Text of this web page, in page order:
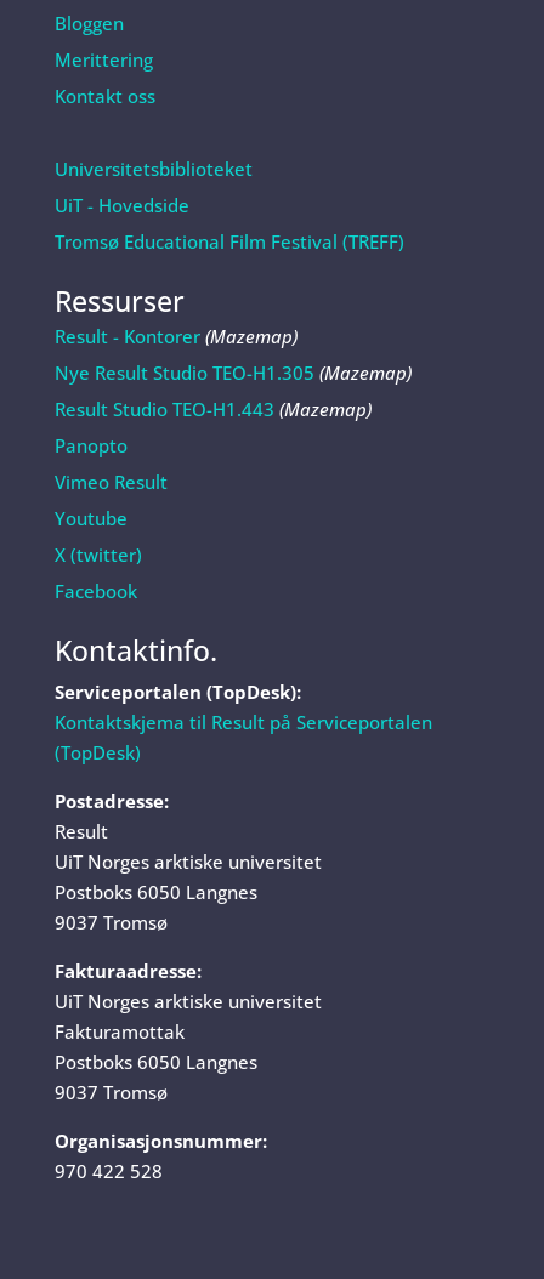
Bloggen
Merittering
Kontakt oss
Universitetsbiblioteket
UiT - Hovedside
Tromsø Educational Film Festival (TREFF)
Ressurser
Result - Kontorer(Mazemap)
Nye Result Studio TEO-H1.305 (Mazemap)
Result Studio TEO-H1.443 (Mazemap)
Panopto
Vimeo Result
Youtube
X (twitter)
Facebook
Kontaktinfo.
Serviceportalen (TopDesk):
Kontaktskjema til Result på Serviceportalen
(TopDesk)
Postadresse:
Result
UiT Norges arktiske universitet
Postboks 6050 Langnes
9037 Tromsø
Fakturaadresse:
UiT Norges arktiske universitet
Fakturamottak
Postboks 6050 Langnes
9037 Tromsø
Organisasjonsnummer:
970 422 528